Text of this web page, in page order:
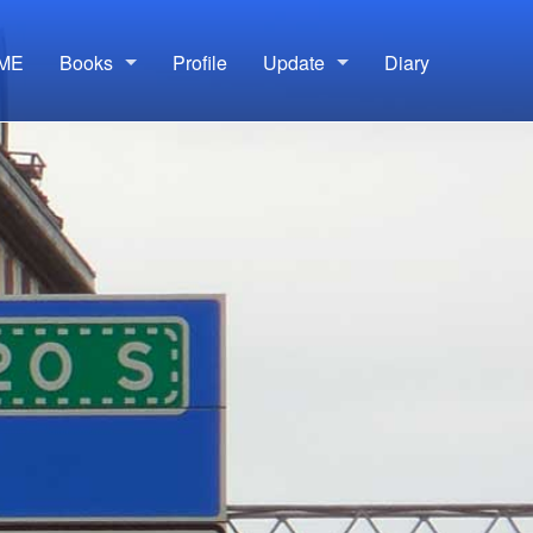
Books Profile Update Diary